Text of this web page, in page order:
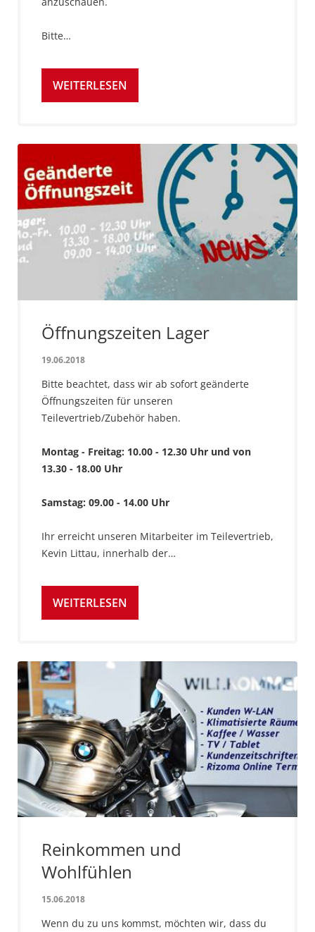
Bitte…
WEITERLESEN
Öffnungszeiten Lager
19.06.2018
Bitte beachtet, dass wir ab sofort geänderte
Öffnungszeiten für unseren
Teilevertrieb/Zubehör haben.
Montag - Freitag: 10.00 - 12.30 Uhr und von
13.30 - 18.00 Uhr
Samstag: 09.00 - 14.00 Uhr
Ihr erreicht unseren Mitarbeiter im Teilevertrieb,
Kevin Littau, innerhalb der…
WEITERLESEN
Reinkommen und
Wohlfühlen
15.06.2018
Wenn du zu uns kommst, möchten wir, dass du